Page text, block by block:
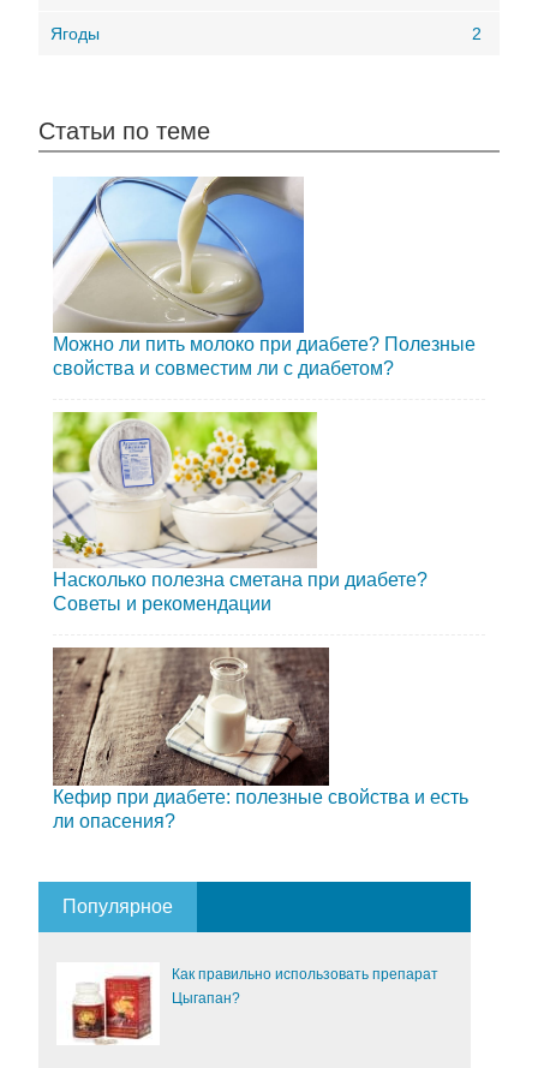
Ягоды 2
Статьи по теме
Можно ли пить молоко при диабете? Полезные
свойства и совместим ли с диабетом?
Насколько полезна сметана при диабете?
Советы и рекомендации
Кефир при диабете: полезные свойства и есть
ли опасения?
Популярное
Как правильно использовать препарат
Цыгапан?